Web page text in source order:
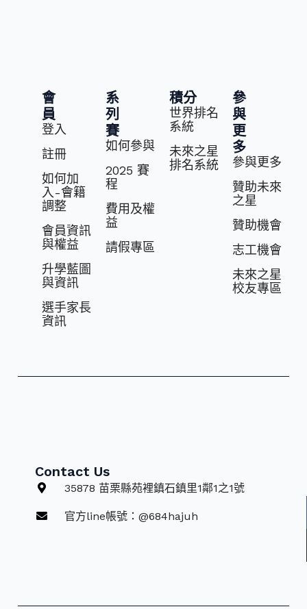
會
員
登入
註冊
如何加
入-會籍
調整
會員資訊
與權益
升學藍圖
與資訊
選⼿家長
資訊
系
列
賽
如何參與
2025 賽
程
費⽤及權
益
請假專區
積分
世界排名
系統
未來之星
排名系統
參
與
更
多
參與更多
贊助未來
之星
贊助機會
志⼯機會
未來之星
校友專區
Contact Us
35878 苗栗縣苑裡鎮石鎮里1鄰1之1號
官方line帳號：@684hajuh